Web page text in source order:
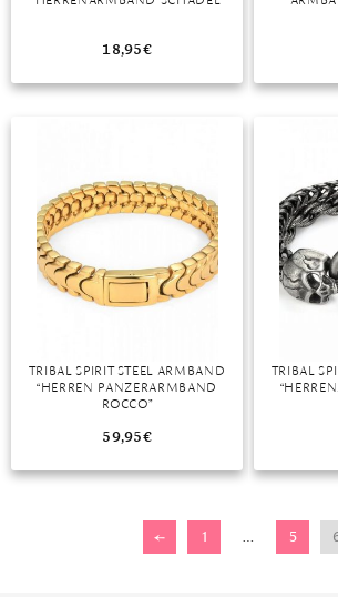
18,95€
TRIBAL SPIRIT STEEL ARMBAND
“HERREN PANZERARMBAND
ROCCO”
59,95€
TRIBAL
← 1 5